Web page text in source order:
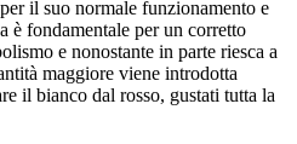
il suo normale funzionamento e
è fondamentale per un corretto
e nonostante in parte riesca a
maggiore viene introdotta
il bianco dal rosso, gustati tutta la